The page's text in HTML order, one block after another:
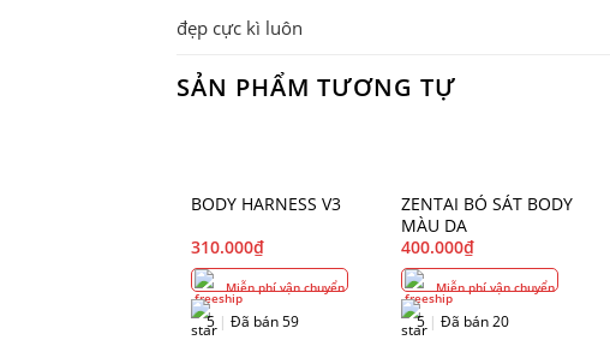
đẹp cực kì luôn
SẢN PHẨM TƯƠNG TỰ
BODY HARNESS V3
310.000₫
Miễn phí vận chuyển
5 | Đã bán 59
ZENTAI BÓ SÁT BODY
MÀU DA
400.000₫
Miễn phí vận chuyển
5 | Đã bán 20